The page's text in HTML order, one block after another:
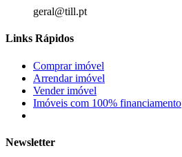
geral@till.pt
Links Rápidos
Comprar imóvel
Arrendar imóvel
Vender imóvel
Imóveis com 100% financiamento
Newsletter